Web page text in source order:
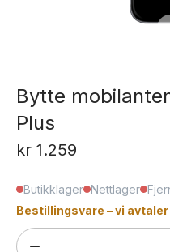
Bytte
Plus
kr 1.259
Butikklager Nettlager
Bestillingsvare – vi
Bytte